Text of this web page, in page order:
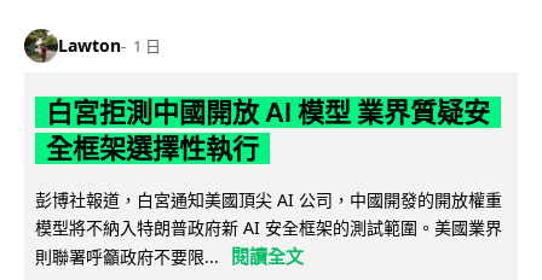
Lawton 1 日
白宮拒測中國開放 AI 模型 業界質疑安
全框架選擇性執行
彭博社報道，白宮通知美國頂尖 AI 公司，中國開發的開放權重
模型將不納入特朗普政府新 AI 安全框架的測試範圍。美國業界
則聯署呼籲政府不要限...
閱讀全文